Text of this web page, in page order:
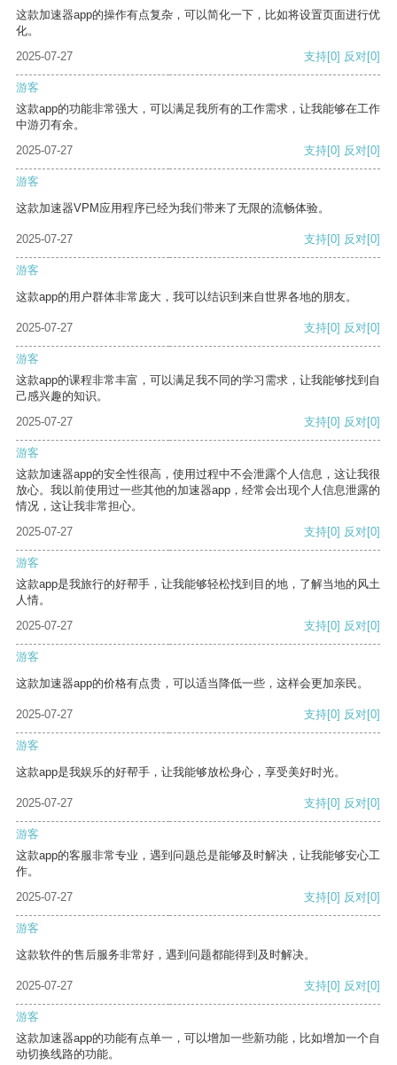
这款加速器app的操作有点复杂，可以简化一下，比如将设置页面进行优
化。
2025-07-27
支持[0] 反对[0]
游客
这款app的功能非常强大，可以满足我所有的工作需求，让我能够在工作
中游刃有余。
2025-07-27
支持[0] 反对[0]
游客
这款加速器VPM应用程序已经为我们带来了无限的流畅体验。
2025-07-27 支持[0] 反对[0]
游客
这款app的用户群体非常庞大，我可以结识到来自世界各地的朋友。
2025-07-27 支持[0] 反对[0]
游客
这款app的课程非常丰富，可以满足我不同的学习需求，让我能够找到自
己感兴趣的知识。
2025-07-27
支持[0] 反对[0]
游客
这款加速器app的安全性很高，使用过程中不会泄露个人信息，这让我很
放心。我以前使用过一些其他的加速器app，经常会出现个人信息泄露的
情况，这让我非常担心。
2025-07-27
支持[0] 反对[0]
游客
这款app是我旅行的好帮手，让我能够轻松找到目的地，了解当地的风土
人情。
2025-07-27
支持[0] 反对[0]
游客
这款加速器app的价格有点贵，可以适当降低一些，这样会更加亲民。
2025-07-27 支持[0] 反对[0]
游客
这款app是我娱乐的好帮手，让我能够放松身心，享受美好时光。
2025-07-27 支持[0] 反对[0]
游客
这款app的客服非常专业，遇到问题总是能够及时解决，让我能够安心工
作。
2025-07-27
支持[0] 反对[0]
游客
这款软件的售后服务非常好，遇到问题都能得到及时解决。
2025-07-27 支持[0] 反对[0]
游客
这款加速器app的功能有点单一，可以增加一些新功能，比如增加一个自
动切换线路的功能。